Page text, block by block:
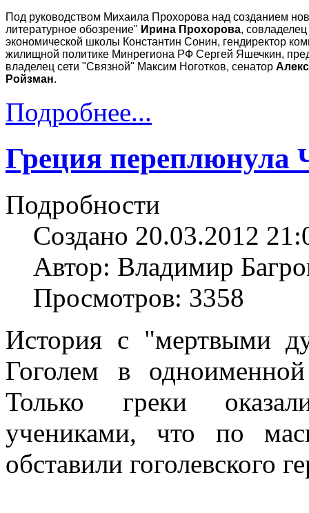
Под руководством Михаила Прохорова над созданием
литературное обозрение" Ирина Прохорова,
экономической школы Константин Сонин, гендиректор
жилищной политике Минрегиона РФ Сергей Яшечкин,
владелец сети "Связной" Максим Ноготков, сенатор
Ройзман.
Подробнее...
Греция переплюнула
Подробности
Создано 20.03.2012
Автор: Владимир
Просмотров: 3358
История с "мертвыми
Гоголем в
Только греки
учениками, что по
обставили гоголевского